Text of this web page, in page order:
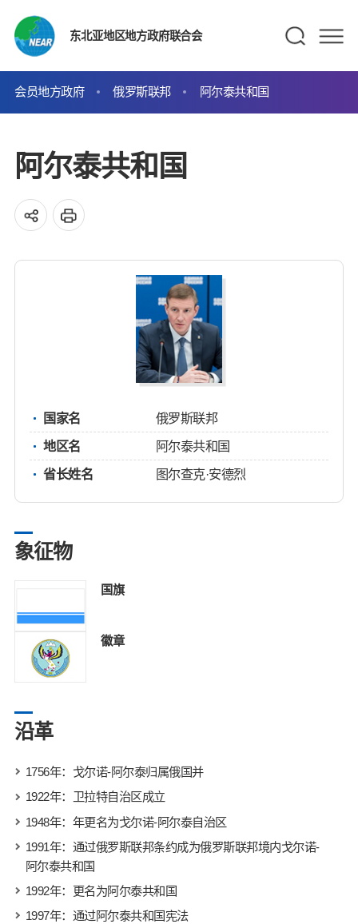
东北亚地区地方政府联合会
会员地方政府 俄罗斯联邦 阿尔泰共和国
阿尔泰共和国
国家名
俄罗斯联邦
地区名
阿尔泰共和国
省长姓名
图尔查克·安德烈
象征物
国旗
徽章
沿革
1756年：戈尔诺-阿尔泰归属俄国并
1922年：卫拉特自治区成立
1948年：年更名为戈尔诺-阿尔泰自治区
1991年：通过俄罗斯联邦条约成为俄罗斯联邦境内戈尔诺-
阿尔泰共和国
1992年：更名为阿尔泰共和国
1997年：通过阿尔泰共和国宪法